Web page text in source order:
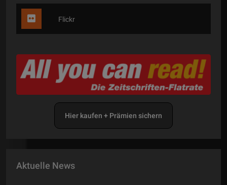
Flickr
Hier kaufen + Prämien sichern
Aktuelle News